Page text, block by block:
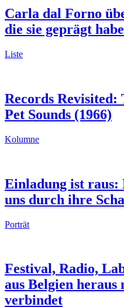
Carla dal Forno
die sie geprägt
Liste
Records Revisited:
Pet Sounds (1966)
Kolumne
Einladung ist
uns durch ihre
Porträt
Festival, Radio,
aus Belgien
verbindet